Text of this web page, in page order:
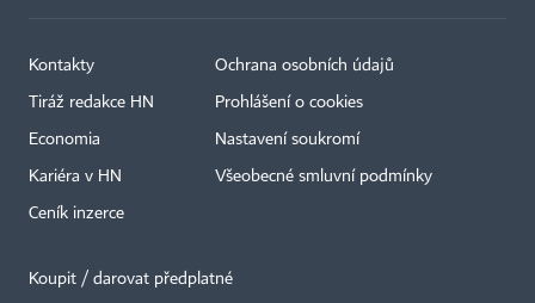
Kontakty
Tiráž redakce HN
Economia
Kariéra v HN
Ceník inzerce
Ochrana osobních údajů
Prohlášení o cookies
Nastavení soukromí
Všeobecné smluvní podmínky
Koupit / darovat předplatné